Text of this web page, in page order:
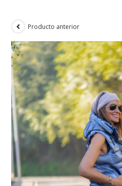
Producto anterior